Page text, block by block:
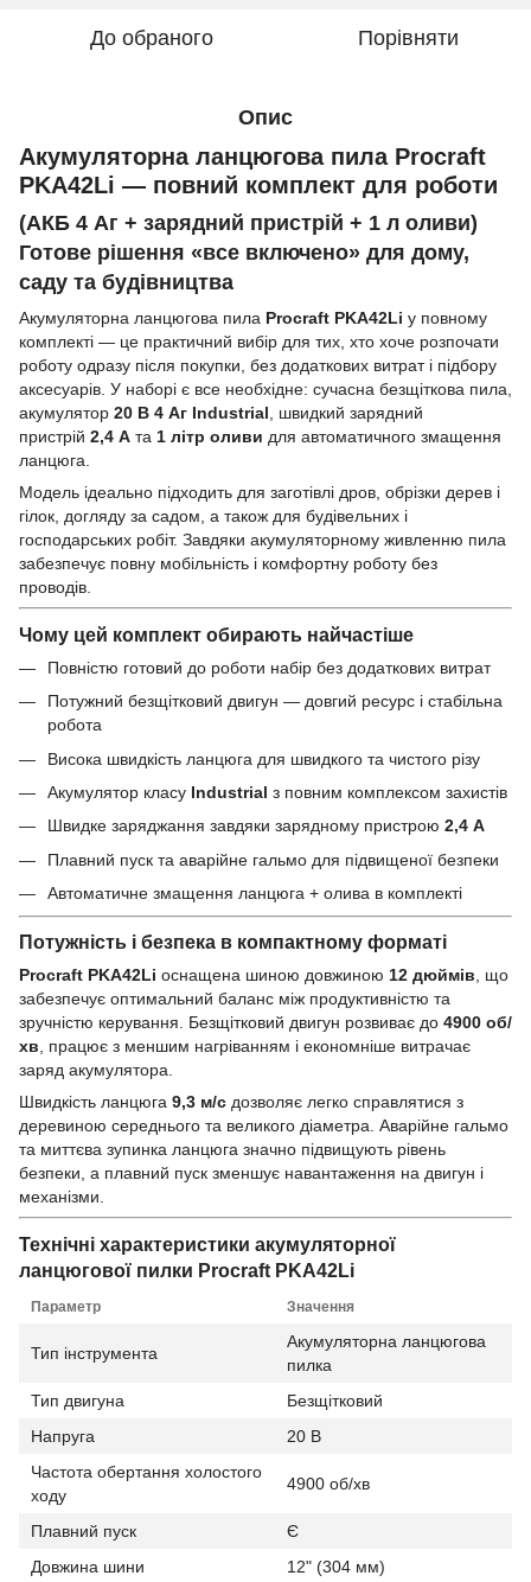
До обраного Порівняти
Опис
Акумуляторна ланцюгова пила Procraft
PKA42Li — повний комплект для роботи
(АКБ 4 Аг + зарядний пристрій + 1 л оливи)
Готове рішення «все включено» для дому,
саду та будівництва
Акумуляторна ланцюгова пила Procraft PKA42Li у повному
комплекті — це практичний вибір для тих, хто хоче розпочати
роботу одразу після покупки, без додаткових витрат і підбору
аксесуарів. У наборі є все необхідне: сучасна безщіткова пила,
акумулятор 20 В 4 Аг Industrial , швидкий зарядний
пристрій 2,4 А та 1 літр оливи для автоматичного змащення
ланцюга.
Модель ідеально підходить для заготівлі дров, обрізки дерев і
гілок, догляду за садом, а також для будівельних і
господарських робіт. Завдяки акумуляторному живленню пила
забезпечує повну мобільність і комфортну роботу без
проводів.
Чому цей комплект обирають найчастіше
Повністю готовий до роботи набір без додаткових витрат
Потужний безщітковий двигун — довгий ресурс і стабільна
робота
Висока швидкість ланцюга для швидкого та чистого різу
Акумулятор класу Industrial з повним комплексом захистів
Швидке заряджання завдяки зарядному пристрою 2,4 А
Плавний пуск та аварійне гальмо для підвищеної безпеки
Автоматичне змащення ланцюга + олива в комплекті
Потужність і безпека в компактному форматі
Procraft PKA42Li оснащена шиною довжиною 12 дюймів, що
забезпечує оптимальний баланс між продуктивністю та
зручністю керування. Безщітковий двигун розвиває до 4900 об/
хв, працює з меншим нагріванням і економніше витрачає
заряд акумулятора.
Швидкість ланцюга 9,3 м/с дозволяє легко справлятися з
деревиною середнього та великого діаметра. Аварійне гальмо
та миттєва зупинка ланцюга значно підвищують рівень
безпеки, а плавний пуск зменшує навантаження на двигун і
механізми.
Технічні характеристики акумуляторної
ланцюгової пилки Procraft PKA42Li
Параметр Значення
Тип інструмента
Акумуляторна ланцюгова
пилка
Тип двигуна
Безщітковий
Напруга
20 В
Частота обертання холостого
ходу
4900 об/хв
Плавний пуск
Є
Довжина шини
12" (304 мм)